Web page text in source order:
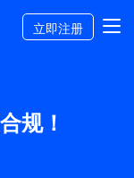
立即注册
规！